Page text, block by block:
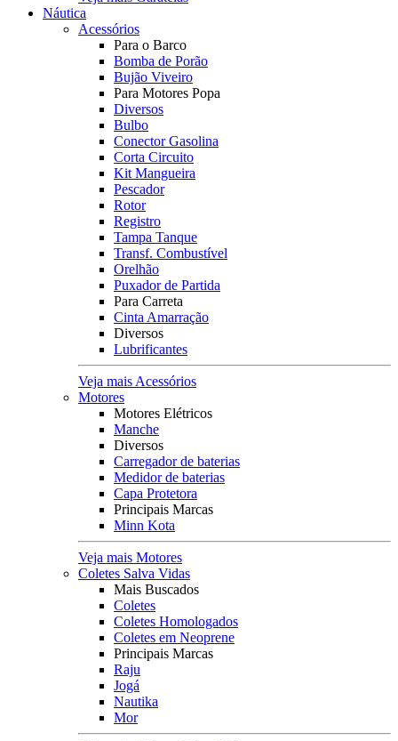
Náutica
Acessórios
Para o Barco
Bomba de Porão
Bujão Viveiro
Para Motores Popa
Diversos
Bulbo
Conector Gasolina
Corta Circuito
Kit Mangueira
Pescador
Rotor
Registro
Tampa Tanque
Transf. Combustível
Orelhão
Puxador de Partida
Para Carreta
Cinta Amarração
Diversos
Lubrificantes
Veja mais Acessórios
Motores
Motores Elétricos
Manche
Diversos
Carregador de baterias
Medidor de baterias
Capa Protetora
Principais Marcas
Minn Kota
Veja mais Motores
Coletes Salva Vidas
Mais Buscados
Coletes
Coletes Homologados
Coletes em Neoprene
Principais Marcas
Raju
Jogá
Nautika
Mor